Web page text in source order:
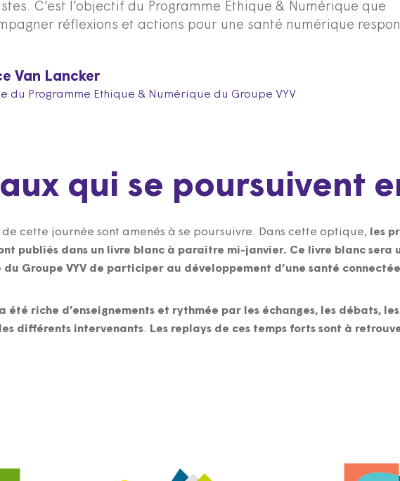
C’est l’objectif du Programme Ethique & Numérique que
réflexions et actions pour une santé numérique
Van Lancker
du Programme Ethique & Numérique du Groupe VYV
qui se poursuivent
de cette journée sont amenés à se poursuivre. Dans cette optique, les
publiés dans un livre blanc à paraitre mi-janvier. Ce livre blanc sera
Groupe VYV de participer au développement d’une santé
riche d’enseignements et rythmée par les échanges, les débats,
différents intervenants. Les replays de ces temps forts sont à